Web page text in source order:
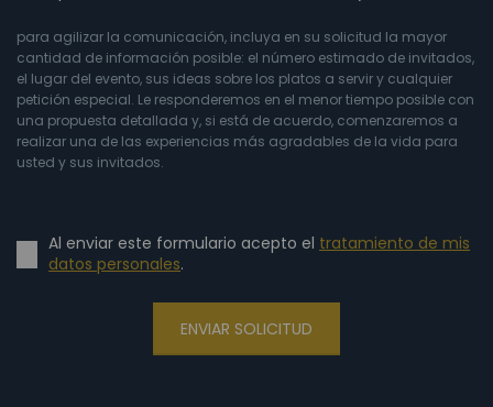
para agilizar la comunicación, incluya en su solicitud la mayor
cantidad de información posible: el número estimado de invitados,
el lugar del evento, sus ideas sobre los platos a servir y cualquier
petición especial. Le responderemos en el menor tiempo posible con
una propuesta detallada y, si está de acuerdo, comenzaremos a
realizar una de las experiencias más agradables de la vida para
usted y sus invitados.
Al enviar este formulario acepto el tratamiento de mis
datos personales.
ENVIAR SOLICITUD